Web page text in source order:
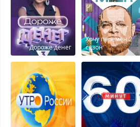
Дороже денег
Хочу перемен 2
сезон